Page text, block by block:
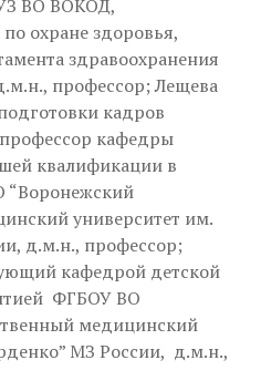
ВО ВОКОД,
охране здоровья,
здравоохранения
профессор; Лещева
кадров
кафедры
квалификации в
“Воронежский
университет им.
д.м.н., профессор;
кафедрой детской
ФГБОУ ВО
медицинский
МЗ России, д.м.н.,